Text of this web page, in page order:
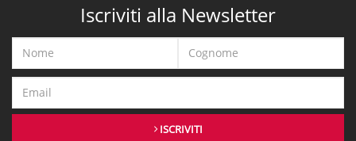
Iscriviti alla Newsletter
ISCRIVITI